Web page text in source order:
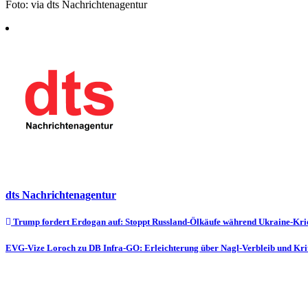
Foto: via dts Nachrichtenagentur
dts Nachrichtenagentur
Beitragsnavigation
Trump fordert Erdogan auf: Stoppt Russland-Ölkäufe während Ukraine-
EVG-Vize Loroch zu DB Infra-GO: Erleichterung über Nagl-Verbleib und